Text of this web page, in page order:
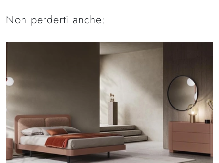
Non perderti anche: